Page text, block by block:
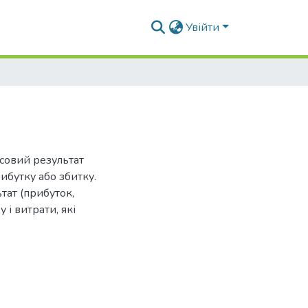
Увійти
результат
або збитку.
(прибуток,
витрати, які